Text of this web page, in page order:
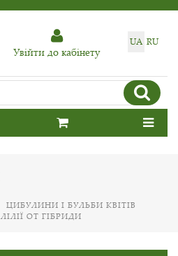
UA RU
Увiйти до кабiнету
ЦИБУЛИНИ І БУЛЬБИ КВІТІВ
ЛІЛІЇ ОТ ГІБРИДИ